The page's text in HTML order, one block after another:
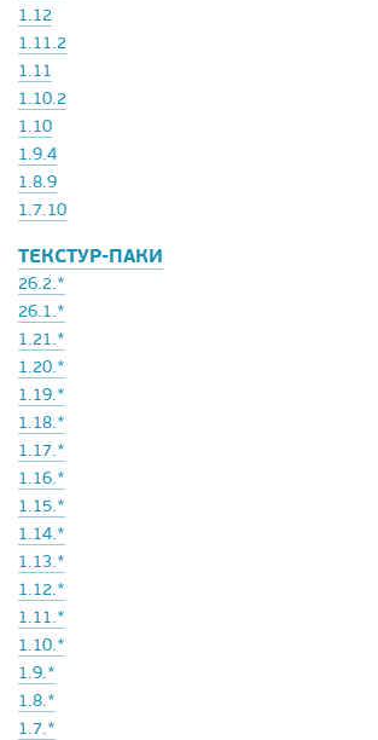
1.12
1.11.2
1.11
1.10.2
1.10
1.9.4
1.8.9
1.7.10
ТЕКСТУР-ПАКИ
26.2.*
26.1.*
1.21.*
1.20.*
1.19.*
1.18.*
1.17.*
1.16.*
1.15.*
1.14.*
1.13.*
1.12.*
1.11.*
1.10.*
1.9.*
1.8.*
1.7.*